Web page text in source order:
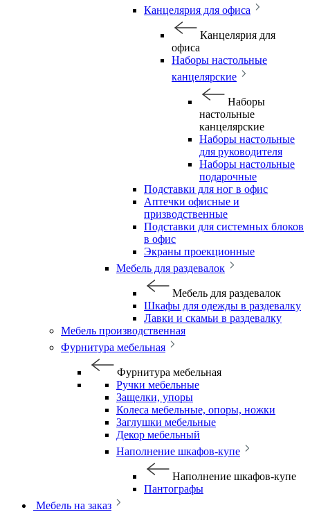
Канцелярия для офиса
Канцелярия для
офиса
Наборы настольные
канцелярские
Наборы
настольные
канцелярские
Наборы настольные
для руководителя
Наборы настольные
подарочные
Подставки для ног в офис
Аптечки офисные и
призводственные
Подставки для системных блоков
в офис
Экраны проекционные
Мебель для раздевалок
Мебель для раздевалок
Шкафы для одежды в раздевалку
Лавки и скамьи в раздевалку
Мебель производственная
Фурнитура мебельная
Фурнитура мебельная
Ручки мебельные
Защелки, упоры
Колеса мебельные, опоры, ножки
Заглушки мебельные
Декор мебельный
Наполнение шкафов-купе
Наполнение шкафов-купе
Пантографы
Мебель на заказ